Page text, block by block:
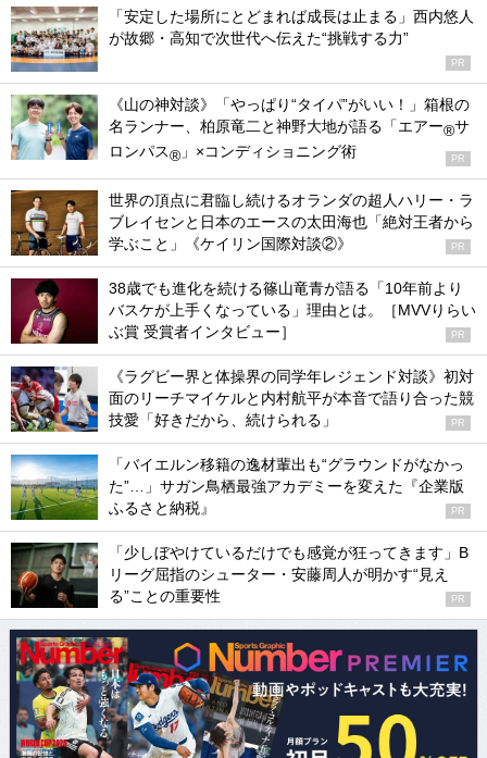
「安定した場所にとどまれば成長は止まる」西内悠人
が故郷・高知で次世代へ伝えた“挑戦する力”
PR
《山の神対談》「やっぱり“タイパ”がいい！」箱根の
名ランナー、柏原竜二と神野大地が語る「エアー®サ
ロンパス® 」×コンディショニング術 PR
世界の頂点に君臨し続けるオランダの超人ハリー・ラ
ブレイセンと日本のエースの太田海也「絶対王者から
学ぶこと」《ケイリン国際対談②》
PR
38歳でも進化を続ける篠山竜青が語る「10年前より
バスケが上手くなっている」理由とは。［MVVりらい
ぶ賞 受賞者インタビュー］
PR
《ラグビー界と体操界の同学年レジェンド対談》初対
面のリーチマイケルと内村航平が本音で語り合った競
技愛「好きだから、続けられる」
PR
「バイエルン移籍の逸材輩出も“グラウンドがなかっ
た”…」サガン鳥栖最強アカデミーを変えた『企業版
ふるさと納税』
PR
「少しぼやけているだけでも感覚が狂ってきます」B
リーグ屈指のシューター・安藤周人が明かす“見え
る”ことの重要性
PR